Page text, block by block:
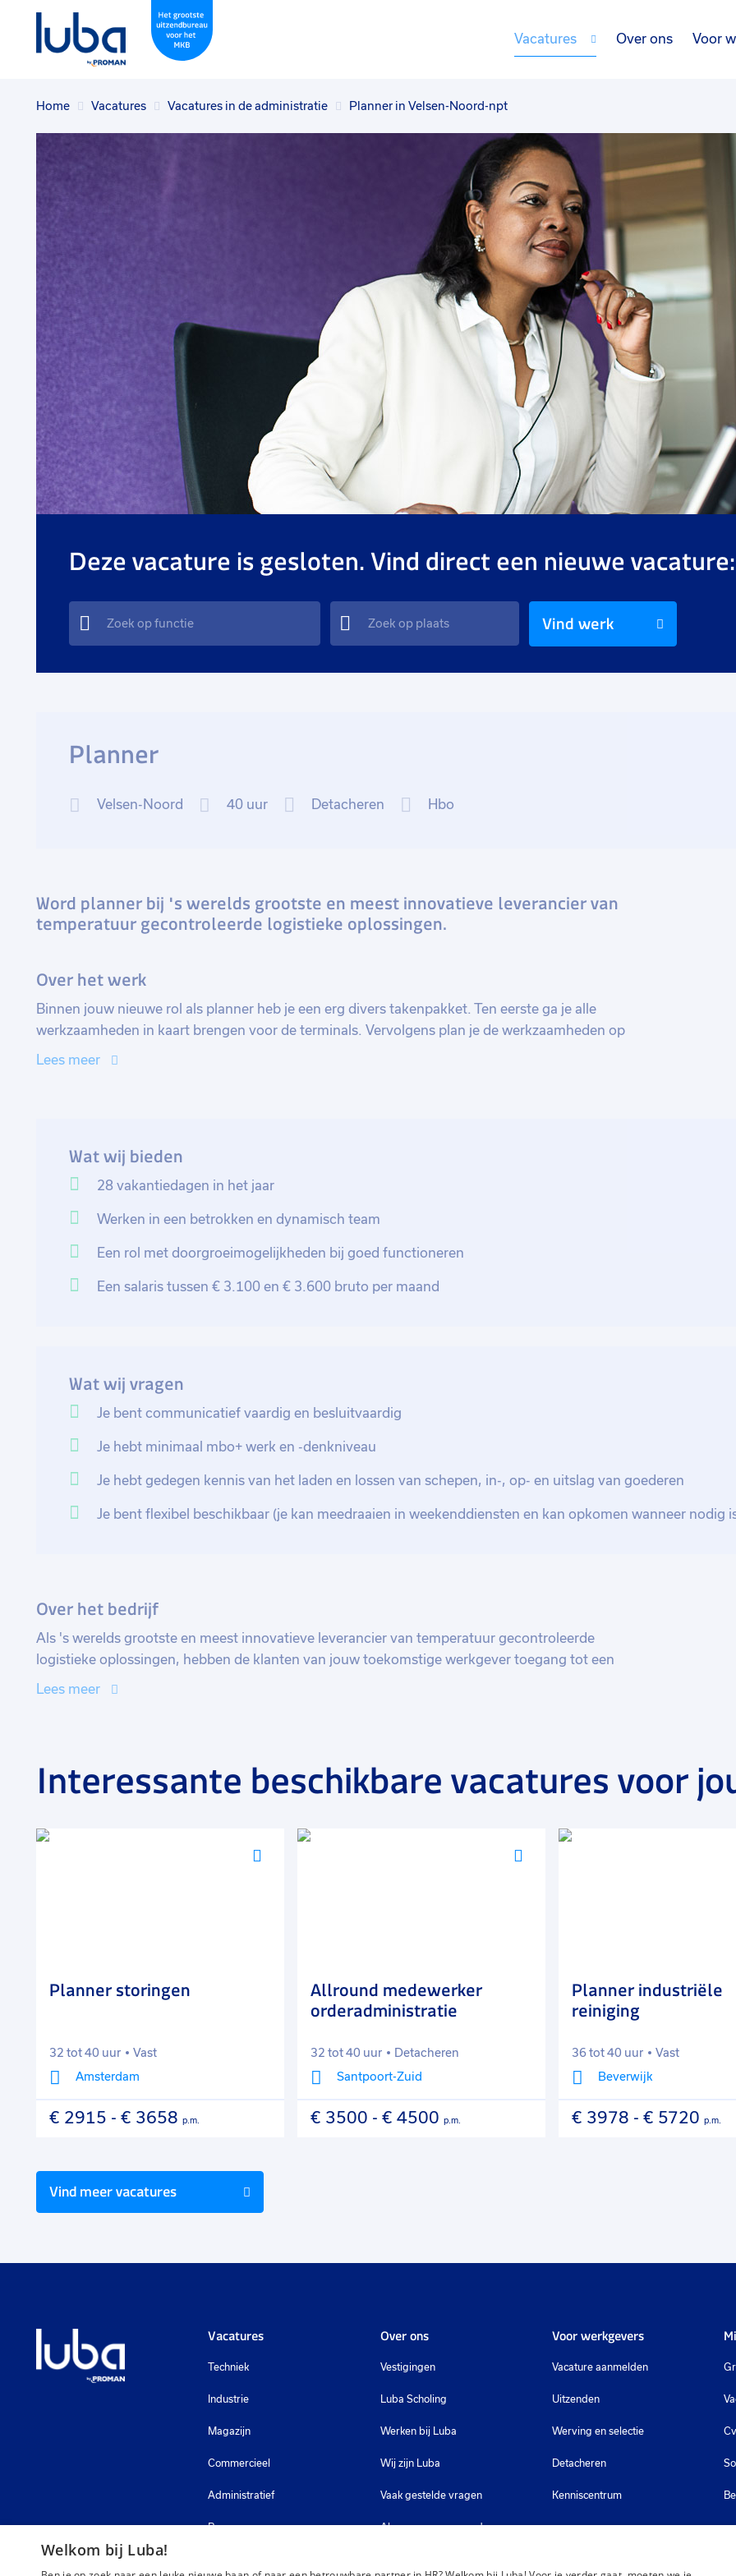
Vacatures Over ons Voor
Home Vacatures Vacatures in de administratie Planner in Velsen-Noord-npt
Deze vacature is gesloten. Vind direct een nieuwe vacature:
Vind werk
Planner
Velsen-Noord 40 uur Detacheren Hbo
Word planner bij 's werelds grootste en meest innovatieve leverancier van
temperatuur gecontroleerde logistieke oplossingen.
Over het werk
Binnen jouw nieuwe rol als planner heb je een erg divers takenpakket. Ten eerste ga je alle
werkzaamheden in kaart brengen voor de terminals. Vervolgens plan je de werkzaamheden op
basis van de normen om ervoor te zorgen dat alle werkzaamheden soepel en in één lijn
Naast dat er administratief veel bij komt kijken sta je ook continu in contact met mensen. Je
bespreekt de planning met alle betrokken partijen, je onderneemt actie bij afwijkingen en
juiste medewerkers etc. Ook huur je wanneer nodig intern transport, materiaal en mensen in bij
de al vastgestelde leveranciers. Het kan ook voorkomen dat je eigen medewerkers en materieel
medewerkers over de juiste certificaten beschikken.
opdrachten moeten tijdig zijn afgerond. Ook voeg je de kosten van deze opdrachten toe aan de
facturatie. De facturen van transport en diensten beoordeel je en teken je af en je verzamelt
Lees meer
Wat wij bieden
28 vakantiedagen in het jaar
Werken in een betrokken en dynamisch team
Een rol met doorgroeimogelijkheden bij goed functioneren
Een salaris tussen € 3.100 en € 3.600 bruto per maand
Wat wij vragen
Je bent communicatief vaardig en besluitvaardig
Je hebt minimaal mbo+ werk en -denkniveau
Je hebt gedegen kennis van het laden en lossen van schepen, in-, op- en uitslag van goederen
Je bent flexibel beschikbaar (je kan meedraaien in weekenddiensten en kan opkomen wanneer nodig
Over het bedrijf
Als 's werelds grootste en meest innovatieve leverancier van temperatuur gecontroleerde
logistieke oplossingen, hebben de klanten van jouw toekomstige werkgever toegang tot een
wereldwijd netwerk met honderden strategisch gelegen faciliteiten en miljarden kubieke
Lees meer
Interessante beschikbare vacatures voor
Planner storingen
32 tot 40 uur
Vast
Amsterdam
€ 2915 - € 3658 p.m.
Allround medewerker
orderadministratie
32 tot 40 uur
Detacheren
Santpoort-Zuid
€ 3500 - € 4500 p.m.
Planner industriële
reiniging
36 tot 40 uur
Vast
Beverwijk
€ 3978 - € 5720 p.m.
Vind meer vacatures
Vacatures
Techniek
Industrie
Magazijn
Commercieel
Administratief
Bouw
Over ons
Vestigingen
Luba Scholing
Werken bij Luba
Wij zijn Luba
Vaak gestelde vragen
Algemene voorwaarden
Voor werkgevers
Vacature aanmelden
Uitzenden
Werving en selectie
Detacheren
Kenniscentrum
Welkom bij Luba!